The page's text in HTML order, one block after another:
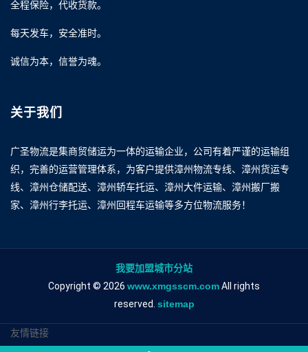
全程保险，代收货款。
每天发车，安全准时。
诚信为本，信誉为魂。
关于我们
广圣物流是集商贸储运为一体的运输企业，公司有着严谨的运输组
织，完善的运营管理体系，为客户提供漳州物流专线、漳州货运专
线、漳州仓储配送、漳州轿车托运、漳州大件运输、漳州搬厂搬
家、漳州行李托运、漳州回程车运输等多方位物流服务！
我要加盟城市分站
Copyright © 2026 www.xmgsscm.comAll rights
reserved. sitemap
友情链接